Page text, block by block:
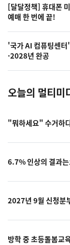
오
늘
의
사
진
[달달정책] 휴대폰
예매 한 번에 끝!
'국가 AI 컴퓨팅센
·2028년 완공
오늘의 멀티미
"뭐하세요" 수거하
6.7% 인상의 결과
2027년 9월 신청분
방학 중 초등돌봄교